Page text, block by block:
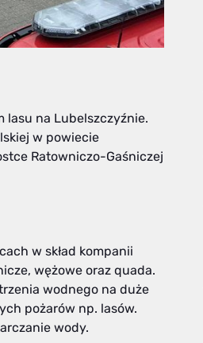
lasu na Lubelszczyźnie.
w powiecie
Ratowniczo-Gaśniczej
w skład kompanii
wężowe oraz quada.
wodnego na duże
pożarów np. lasów.
wody.